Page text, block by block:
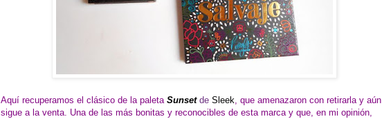
Aquí recuperamos el clásico de la paleta Sunset de Sleek, que amenazaron con retirarla y aún
sigue a la venta. Una de las más bonitas y reconocibles de esta marca y que, en mi opinión,